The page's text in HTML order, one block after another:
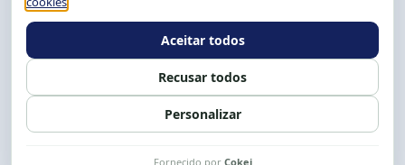
Expediente: 8h às 12h e 13 às 17h.
Siga nossas redes Fale conosco